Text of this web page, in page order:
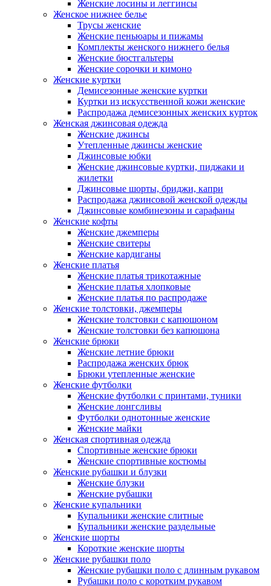
Женские лосины и леггинсы
Женское нижнее белье
Трусы женские
Женские пеньюары и пижамы
Комплекты женского нижнего белья
Женские бюстгальтеры
Женские сорочки и кимоно
Женские куртки
Демисезонные женские куртки
Куртки из искусственной кожи женские
Распродажа демисезонных женских курток
Женская джинсовая одежда
Женские джинсы
Утепленные джинсы женские
Джинсовые юбки
Женские джинсовые куртки, пиджаки и
жилетки
Джинсовые шорты, бриджи, капри
Распродажа джинсовой женской одежды
Джинсовые комбинезоны и сарафаны
Женские кофты
Женские джемперы
Женские свитеры
Женские кардиганы
Женские платья
Женские платья трикотажные
Женские платья хлопковые
Женские платья по распродаже
Женские толстовки, джемперы
Женские толстовки с капюшоном
Женские толстовки без капюшона
Женские брюки
Женские летние брюки
Распродажа женских брюк
Брюки утепленные женские
Женские футболки
Женские футболки с принтами, туники
Женские лонгсливы
Футболки однотонные женские
Женские майки
Женская спортивная одежда
Спортивные женские брюки
Женские спортивные костюмы
Женские рубашки и блузки
Женские блузки
Женские рубашки
Женские купальники
Купальники женские слитные
Купальники женские раздельные
Женские шорты
Короткие женские шорты
Женские рубашки поло
Женские рубашки поло с длинным рукавом
Рубашки поло с коротким рукавом